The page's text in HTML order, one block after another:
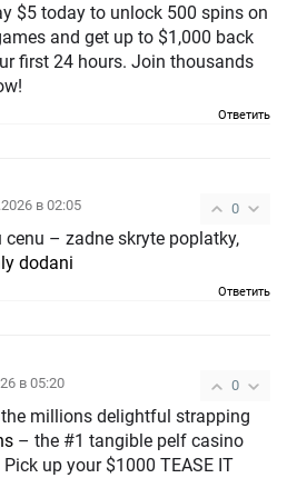
$5 today to unlock 500 spins on
and get up to $1,000 back
first 24 hours. Join thousands
Ответить
0
в 02:05
cenu – zadne skryte poplatky,
dodani
Ответить
0
в 05:20
millions delightful strapping